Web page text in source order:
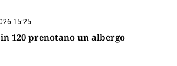
15:25
120 prenotano un albergo